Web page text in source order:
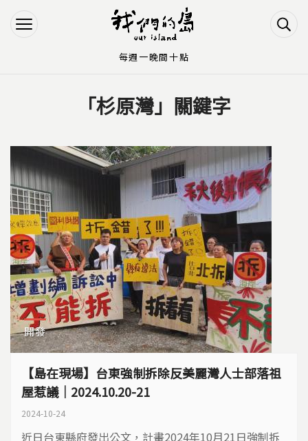
Jump to Navigation
Jump to Main content
「杉原灣」關鍵字
開發
【島在現場】台東強制拆除反美麗灣人士部落祖
屋惹議｜2024.10.20-21
2024-10-24
近日台東縣府發出公文，計畫2024年10月21日強制拆
每週一晚間十點